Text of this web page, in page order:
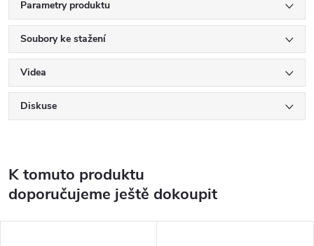
Parametry produktu
Soubory ke stažení
Videa
Diskuse
K tomuto produktu
doporučujeme ještě dokoupit